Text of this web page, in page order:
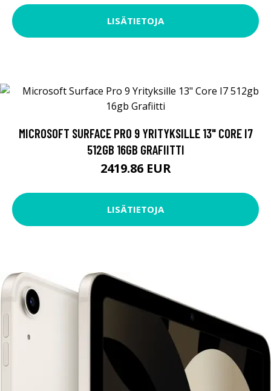
LISÄTIETOJA
MICROSOFT SURFACE PRO 9 YRITYKSILLE 13" CORE I7
512GB 16GB GRAFIITTI
2419.86 EUR
LISÄTIETOJA